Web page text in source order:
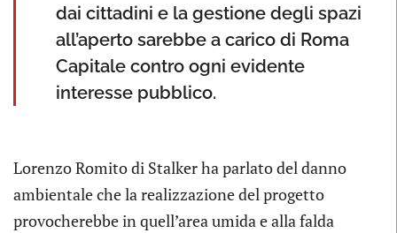
dai cittadini e la gestione degli spazi
all’aperto sarebbe a carico di Roma
Capitale contro ogni evidente
interesse pubblico.
Lorenzo Romito di Stalker ha parlato del danno
ambientale che la realizzazione del progetto
provocherebbe in quell’area umida e alla falda